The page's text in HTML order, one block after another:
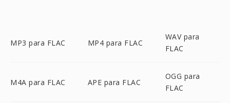
MP3 para FLAC MP4 para FLAC
WAV para
FLAC
M4A para FLAC APE para FLAC
OGG para
FLAC